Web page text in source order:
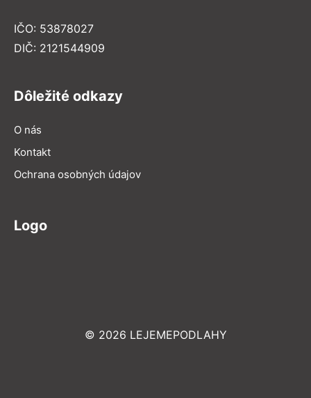
IČO: 53878027
DIČ: 2121544909
Dôležité odkazy
O nás
Kontakt
Ochrana osobných údajov
Logo
© 2026 LEJEMEPODLAHY